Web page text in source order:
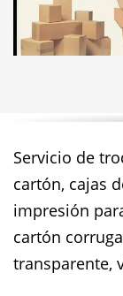
Servicio de
cartón, cajas
impresión
cartón
transparente,